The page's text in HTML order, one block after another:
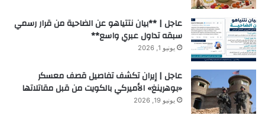
عاجل | **بيان نتتياهو عن الضاحية من قرار رسمي
سبقه تداول عبري واسع**
يونيو 1, 2026
عاجل | إيران تكشف تفاصيل قصف معسكر
«بوهرينغ» الأميركي بالكويت من قبل مقاتلاتها
يونيو 19, 2026